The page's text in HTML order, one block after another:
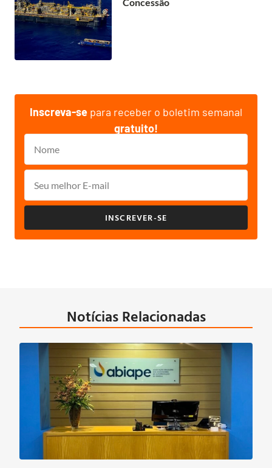
Concessão
Inscreva-se para receber o boletim semanal
gratuito!
INSCREVER-SE
Notícias Relacionadas